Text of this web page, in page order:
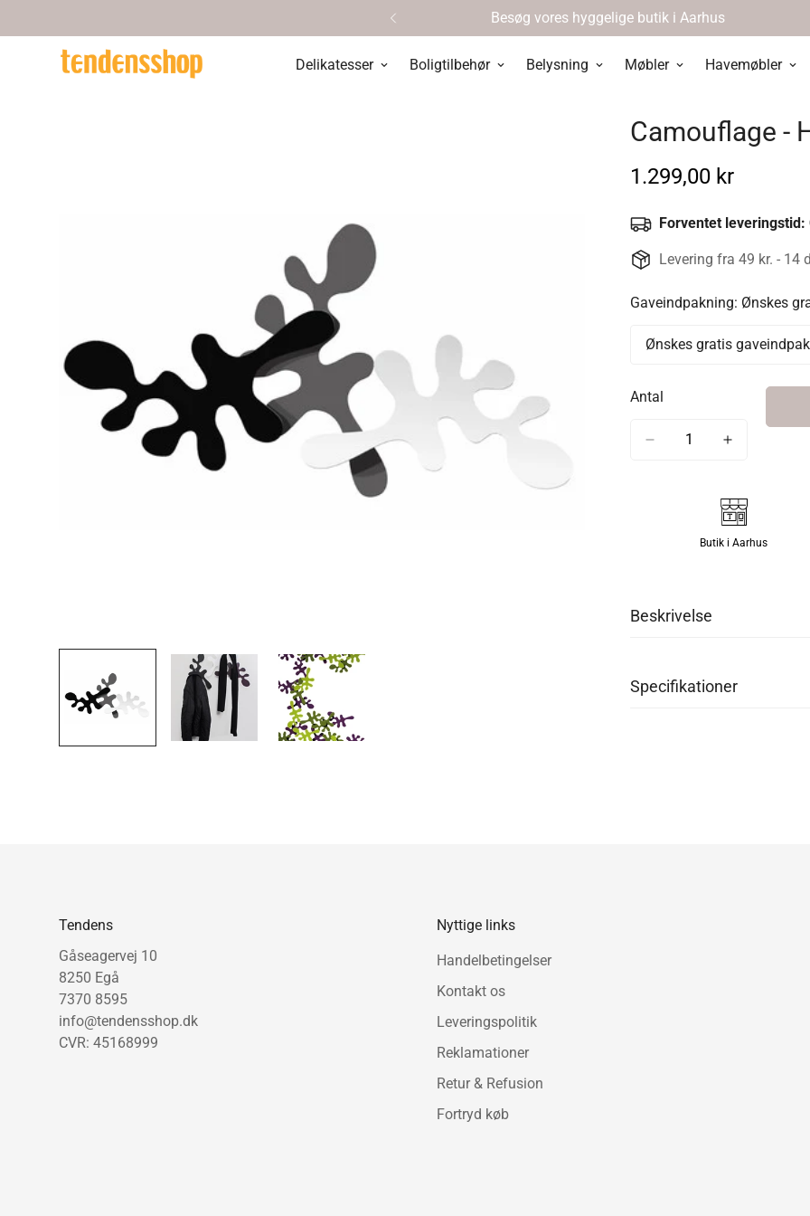
Besøg vores hyggelige butik i Aarhus
Delikatesser Boligtilbehør Belysning Møbler Havemøbler
Camouflage -
Normal
1.299,00 kr
Forventet leveringstid:
Levering fra 49 kr. - 14
Gaveindpakning: Ønskes
Antal
Butik i Aarhus
Beskrivelse
nyt og spændende design.
Specifikationer
Tendens
Gåseagervej 10
8250 Egå
7370 8595
info@tendensshop.dk
CVR: 45168999
Nyttige links
Handelbetingelser
Kontakt os
Leveringspolitik
Reklamationer
Retur & Refusion
Fortryd køb